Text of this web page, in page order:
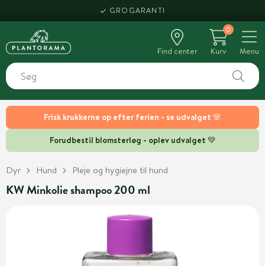
Frisk krukkerne op efter ferien - se udvalget 🌸
Forudbestil blomsterløg - oplev udvalget 💚
GROGARANTI
Find center
0
Kurv
Menu
Dyr Hund Pleje og hygiejne til hund
KW Minkolie shampoo 200 ml